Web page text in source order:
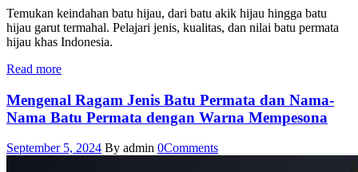
Temukan keindahan batu hijau, dari batu akik hijau hingga batu
hijau garut termahal. Pelajari jenis, kualitas, dan nilai batu permata
hijau khas Indonesia.
Read more
Mengenal Ragam Jenis Batu Permata dan Nama-
Nama Batu Permata dengan Warna Mempesona
September 5, 2024 By admin 0Comments